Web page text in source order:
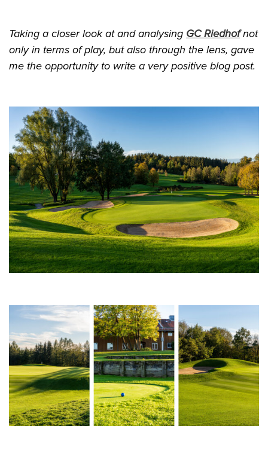
Taking a closer look at and analysing GC Riedhofnot
only in terms of play, but also through the lens, gave
me the opportunity to write a very positive blog post.